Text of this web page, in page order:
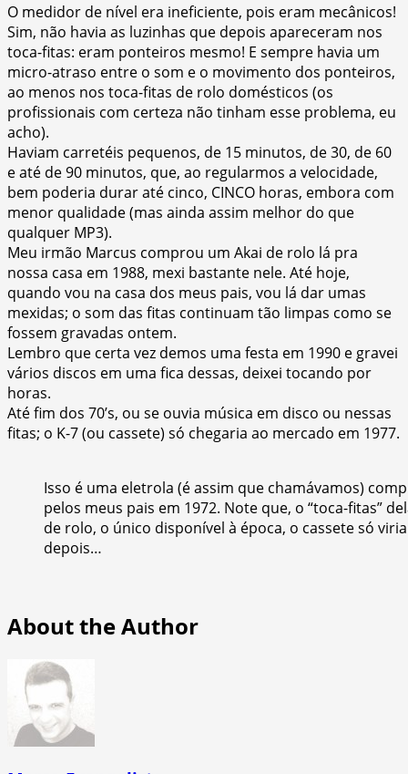
O medidor de nível era ineficiente, pois eram mecânicos!
Sim, não havia as luzinhas que depois apareceram nos
toca-fitas: eram ponteiros mesmo! E sempre havia um
micro-atraso entre o som e o movimento dos ponteiros,
ao menos nos toca-fitas de rolo domésticos (os
profissionais com certeza não tinham esse problema, eu
acho).
Haviam carretéis pequenos, de 15 minutos, de 30, de 60
e até de 90 minutos, que, ao regularmos a velocidade,
bem poderia durar até cinco, CINCO horas, embora com
menor qualidade (mas ainda assim melhor do que
qualquer MP3).
Meu irmão Marcus comprou um Akai de rolo lá pra
nossa casa em 1988, mexi bastante nele. Até hoje,
quando vou na casa dos meus pais, vou lá dar umas
mexidas; o som das fitas continuam tão limpas como se
fossem gravadas ontem.
Lembro que certa vez demos uma festa em 1990 e gravei
vários discos em uma fica dessas, deixei tocando por
horas.
Até fim dos 70’s, ou se ouvia música em disco ou nessas
fitas; o K-7 (ou cassete) só chegaria ao mercado em 1977.
Isso é uma eletrola (é assim que chamávamos)
pelos meus pais em 1972. Note que, o “toca-fitas”
de rolo, o único disponível à época, o cassete só
depois…
About the Author